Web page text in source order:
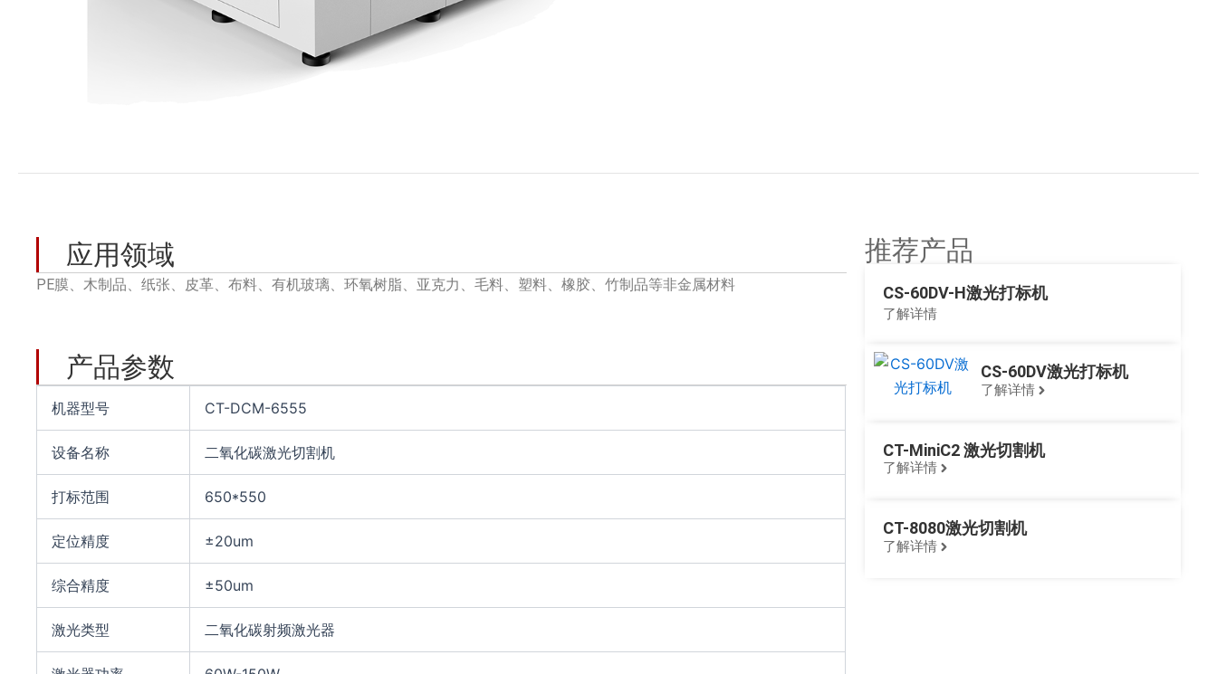
应用领域
PE膜、木制品、纸张、皮革、布料、有机玻璃、环氧树脂、亚克力、毛料、塑料、橡胶、竹制品等非金属材料
产品参数
机器型号 CT-DCM-6555
设备名称 二氧化碳激光切割机
打标范围 650*550
定位精度 ±20um
综合精度 ±50um
激光类型 二氧化碳射频激光器
推荐产品
CS-60DV-H激光打标机
了解详情
CS-60DV激光打标机
了解详情
CT-MiniC2 激光切割机
了解详情
CT-8080激光切割机
了解详情